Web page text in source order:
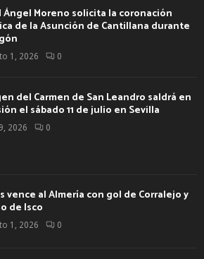
Ángel Moreno solicita la coronación
de la Asunción de Cantillana durante
1, 2026 0
del Carmen de San Leandro saldrá en
el sábado 11 de julio en Sevilla
2026 0
vence al Almería con gol de Corralejo y
de Isco
1, 2026 0